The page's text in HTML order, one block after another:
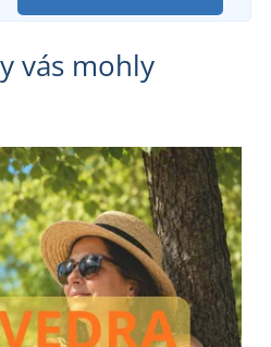
vás mohly